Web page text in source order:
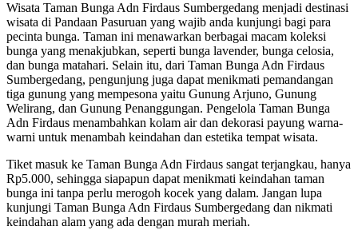
Wisata Taman Bunga Adn Firdaus Sumbergedang menjadi destinasi
wisata di Pandaan Pasuruan yang wajib anda kunjungi bagi para
pecinta bunga. Taman ini menawarkan berbagai macam koleksi
bunga yang menakjubkan, seperti bunga lavender, bunga celosia,
dan bunga matahari. Selain itu, dari Taman Bunga Adn Firdaus
Sumbergedang, pengunjung juga dapat menikmati pemandangan
tiga gunung yang mempesona yaitu Gunung Arjuno, Gunung
Welirang, dan Gunung Penanggungan. Pengelola Taman Bunga
Adn Firdaus menambahkan kolam air dan dekorasi payung warna-
warni untuk menambah keindahan dan estetika tempat wisata.
Tiket masuk ke Taman Bunga Adn Firdaus sangat terjangkau, hanya
Rp5.000, sehingga siapapun dapat menikmati keindahan taman
bunga ini tanpa perlu merogoh kocek yang dalam. Jangan lupa
kunjungi Taman Bunga Adn Firdaus Sumbergedang dan nikmati
keindahan alam yang ada dengan murah meriah.